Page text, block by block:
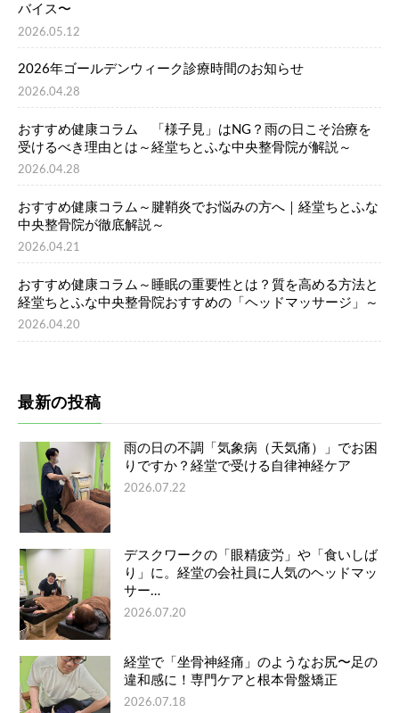
バイス〜
2026.05.12
2026年ゴールデンウィーク診療時間のお知らせ
2026.04.28
おすすめ健康コラム 「様子見」はNG？雨の日こそ治療を
受けるべき理由とは～経堂ちとふな中央整骨院が解説～
2026.04.28
おすすめ健康コラム～腱鞘炎でお悩みの方へ｜経堂ちとふな
中央整骨院が徹底解説～
2026.04.21
おすすめ健康コラム～睡眠の重要性とは？質を高める方法と
経堂ちとふな中央整骨院おすすめの「ヘッドマッサージ」～
2026.04.20
最新の投稿
雨の日の不調「気象病（天気痛）」でお困
りですか？経堂で受ける自律神経ケア
2026.07.22
デスクワークの「眼精疲労」や「食いしば
り」に。経堂の会社員に人気のヘッドマッ
サー…
2026.07.20
経堂で「坐骨神経痛」のようなお尻〜足の
違和感に！専門ケアと根本骨盤矯正
2026.07.18